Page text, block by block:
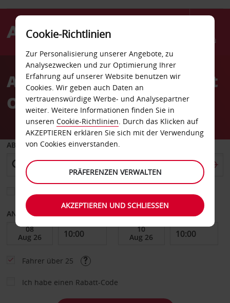
Menü
AvisAutovermietung Frankfurt
Ost
ABHOLEN VON
ANFANGSDATUM
Fahrer über 25
Ich habe einen Rabatt-Code
Cookie-Richtlinien
Zur Personalisierung unserer Angebote, zu
Analysezwecken und zur Optimierung Ihrer
Erfahrung auf unserer Website benutzen wir
Cookies. Wir geben auch Daten an
vertrauenswürdige Werbe- und Analysepartner
weiter. Weitere Informationen finden Sie in
unseren Cookie-Richtlinien. Durch das Klicken auf
AKZEPTIEREN erklären Sie sich mit der Verwendung
von Cookies einverstanden.
PRÄFERENZEN VERWALTEN
AKZEPTIEREN UND SCHLIESSEN